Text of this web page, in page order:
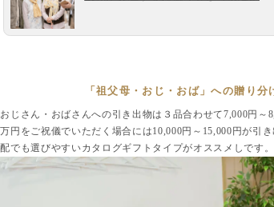
「祖父母・おじ・おば」への贈り分
おじさん・おばさんへの引き出物は３品合わせて7,000円～
万円をご祝儀でいただく場合には10,000円～15,000円が引
配でも選びやすいカタログギフトタイプがオススメしです。